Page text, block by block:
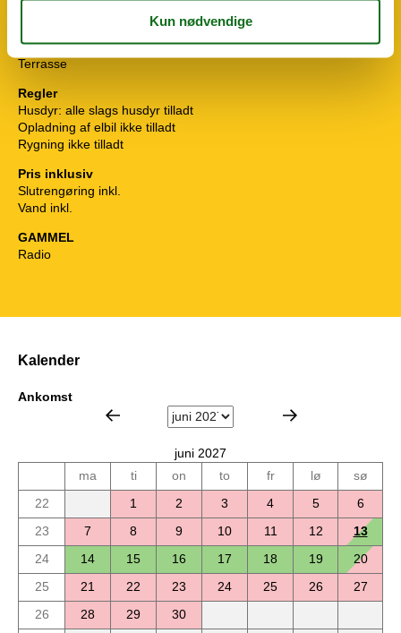
Parkering på grunden
Terrasse
Regler
Husdyr: alle slags husdyr tilladt
Opladning af elbil ikke tilladt
Rygning ikke tilladt
Pris inklusiv
Slutrengøring inkl.
Vand inkl.
GAMMEL
Radio
Kalender
Ankomst
juni 2027
ma
ti on to fr lø
sø
22
1 2 3 4 5
6
23
7 8 9 10 11 12
13
24
14 15 16 17 18 19
20
25
21 22 23 24 25 26
27
26
28 29
30